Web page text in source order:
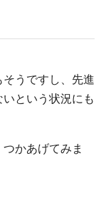
うですし、先進
という状況にも
かあげてみま